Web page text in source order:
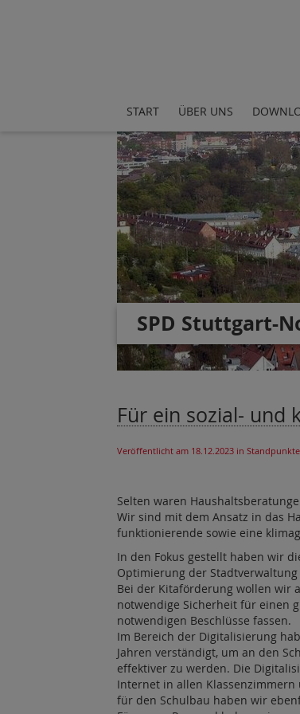
START ÜBER UNS
SPD Stuttgart-
Für ein sozial- und
Veröffentlicht am 18.12.2023 in Standpunkte
Selten waren
Wir sind mit dem Ansatz in das
funktionierende sowie eine
In den Fokus gestellt haben wir
Optimierung der
Bei der Kitaförderung wollen wir
notwendige Sicherheit für einen
notwendigen Beschlüsse fassen.
Im Bereich der Digitalisierung
Jahren verständigt, um an den
effektiver zu werden. Die
Internet in allen
für den Schulbau haben wir